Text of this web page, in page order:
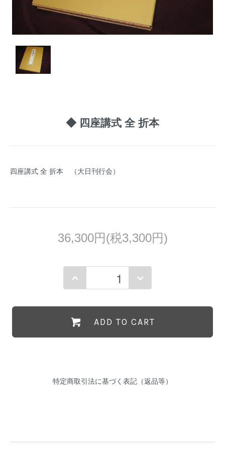
◆ 四座講式 全 折本
四座講式 全 折本 （大日刊行会）
36,300円(税3,300円)
ADD TO CART
特定商取引法に基づく表記（返品等）